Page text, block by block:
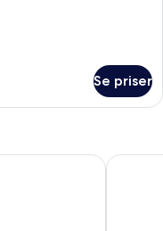
Se priser